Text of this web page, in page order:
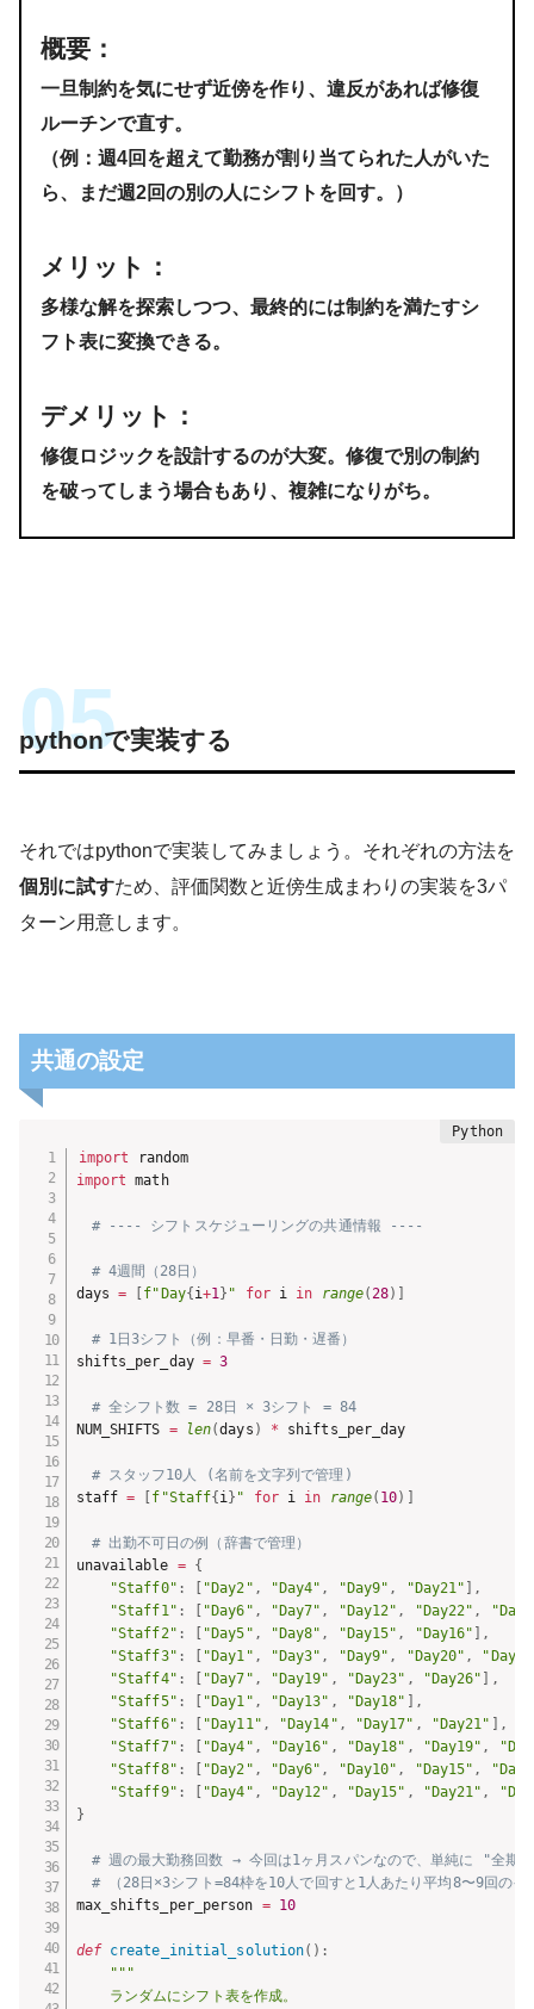
概要 ：
一旦制約を気にせず近傍を作り、 違反があれば修復
ルーチンで直す。
（例：週4回を超えて勤務が割り当てられた人がいた
ら、まだ週2回の別の人にシフトを回す。）
メリット ：
多様な解を探索しつつ、最終的には制約を満たすシ
フト表に変換できる。
デメリット ：
修復ロジックを設計するのが大変。修復で別の制約
を破ってしまう場合もあり、複雑になりがち。
pythonで実装する
それではpythonで実装してみましょう。それぞれの方法を
個別に試すため、評価関数と近傍生成まわりの実装を3パ
ターン用意します。
共通の設定
import
import math
# ---- シフトスケジューリングの共通情報 ----
# 4週間（28日）
days = f"Day{ i+1} " for i in range(28)
# 1日3シフト（例：早番・日勤・遅番）
shifts_per_day = 3
# 全シフト数 = 28日 × 3シフト = 84
NUM_SHIFTS = len(days ) * shifts_per_day
# スタッフ10人 (名前を文字列で管理)
staff = f"Staff{ i} " for i in range( 10)
# 出勤不可日の例（辞書で管理）
unavailable = {
"Staff0" : "Day2" , "Day4" , "Day9" , "Day21"
,
"Staff1" : "Day6" , "Day7" , "Day12" , "Day22" ,
"Staff2" : "Day5" , "Day8" , "Day15" , "Day16"
,
"Staff3" : "Day1" , "Day3" , "Day9" , "Day20" ,
"Staff4" : "Day7" , "Day19" , "Day23" , "Day26"
,
"Staff5" : "Day1" , "Day13" , "Day18"
,
"Staff6" : "Day11" , "Day14" , "Day17" , "Day21"
,
"Staff7" : "Day4" , "Day16" , "Day18" , "Day19" ,
"Staff8" : "Day2" , "Day6" , "Day10" , "Day15" ,
"Staff9" : "Day4" , "Day12" , "Day15" , "Day21" ,
}
# 週の最大勤務回数 → 今回は1ヶ月スパンなので、単純に "全期
# （28日×3シフト=84枠を10人で回すと1人あたり平均8〜9回のイ
max_shifts_per_person = 10
def create_initial_solution( ) :
"""
    ランダムにシフト表を作成。